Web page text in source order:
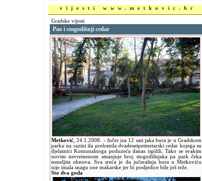
vijesti www.metkovic.hr
Gradske vijesti
Pao i stogodišnji cedar
Metković ,24.1.2008. - Jučer iza 12 sati jaka bura je u Gradskom
parku na razini tla prelomila dvadesetpetmetarski cedar kojega su
djelatnici Komunalnoga poduzeća danas ispilili. Tako se svakim
novim nevremenom smanjuje broj stogodišnjaka pa park čeka
temeljita obnova. Sva sreća je da jučerašnja bura u Metkoviću
nije imala snagu one makarske jer bi posljedice bile još teže.
Sto dva goda